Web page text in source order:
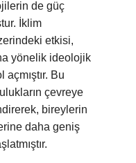
de güç
İklim
etkisi,
yönelik ideolojik
Bu
çevreye
bireylerin
daha geniş